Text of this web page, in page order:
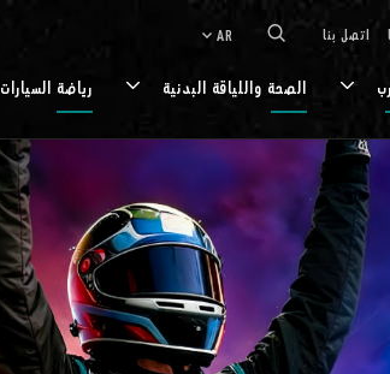
اتصل بنا AR
keyboard_arrow_down
الصحة واللياقة البدنية رياضة السيارات